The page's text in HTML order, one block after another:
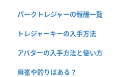
パークトレジャーの報酬一覧
トレジャーキーの入手方法
アバターの入手方法と使い方
麻雀や釣りはある？